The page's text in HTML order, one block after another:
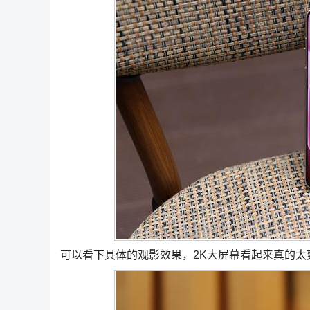
可以看下具体的观影效果，2K大屏幕看起来真的太